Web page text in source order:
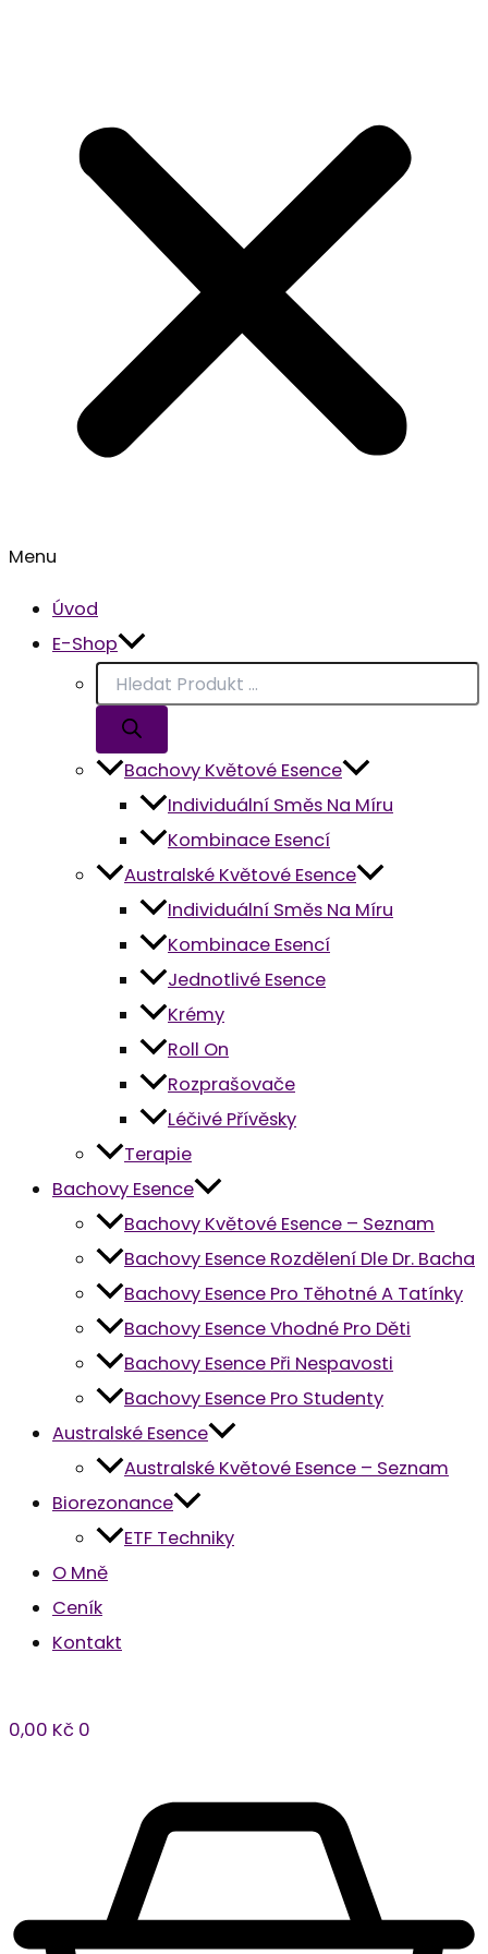
Menu
Úvod
E-Shop
Bachovy Květové Esence
Individuální Směs Na Míru
Kombinace Esencí
Australské Květové Esence
Individuální Směs Na Míru
Kombinace Esencí
Jednotlivé Esence
Krémy
Roll On
Rozprašovače
Léčivé Přívěsky
Terapie
Bachovy Esence
Bachovy Květové Esence – Seznam
Bachovy Esence Rozdělení Dle Dr. Bacha
Bachovy Esence Pro Těhotné A Tatínky
Bachovy Esence Vhodné Pro Děti
Bachovy Esence Při Nespavosti
Bachovy Esence Pro Studenty
Australské Esence
Australské Květové Esence – Seznam
Biorezonance
ETF Techniky
O Mně
Ceník
Kontakt
0,00 Kč 0